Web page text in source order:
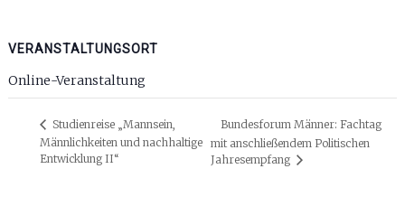
VERANSTALTUNGSORT
Online-Veranstaltung
Studienreise „Mannsein,
Männlichkeiten und nachhaltige
Entwicklung II“
Bundesforum Männer: Fachtag
mit anschließendem Politischen
Jahresempfang